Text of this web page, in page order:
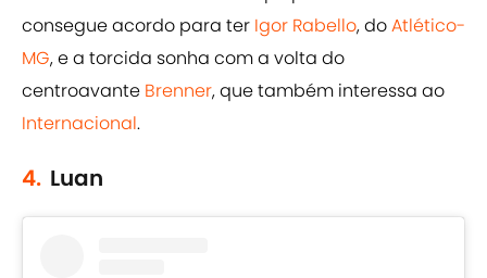
consegue acordo para ter Igor Rabello, doAtlético-
MG, e a torcida sonha com a volta do
centroavante Brenner, que também interessa ao
Internacional.
4. Luan